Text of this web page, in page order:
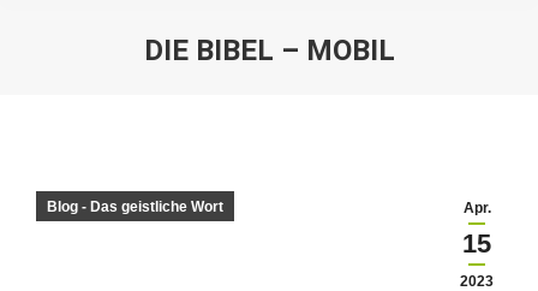
DIE BIBEL – MOBIL
Apr.
15
2023
Blog - Das geistliche Wort